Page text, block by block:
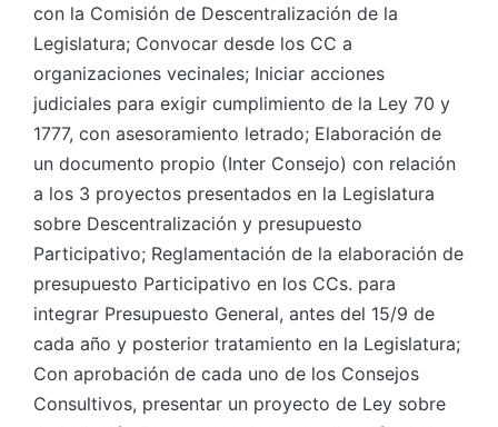
con la Comisión de Descentralización de la
Legislatura; Convocar desde los CC a
organizaciones vecinales; Iniciar acciones
judiciales para exigir cumplimiento de la Ley 70 y
1777, con asesoramiento letrado; Elaboración de
un documento propio (Inter Consejo) con relación
a los 3 proyectos presentados en la Legislatura
sobre Descentralización y presupuesto
Participativo; Reglamentación de la elaboración de
presupuesto Participativo en los CCs. para
integrar Presupuesto General, antes del 15/9 de
cada año y posterior tratamiento en la Legislatura;
Con aprobación de cada uno de los Consejos
Consultivos, presentar un proyecto de Ley sobre